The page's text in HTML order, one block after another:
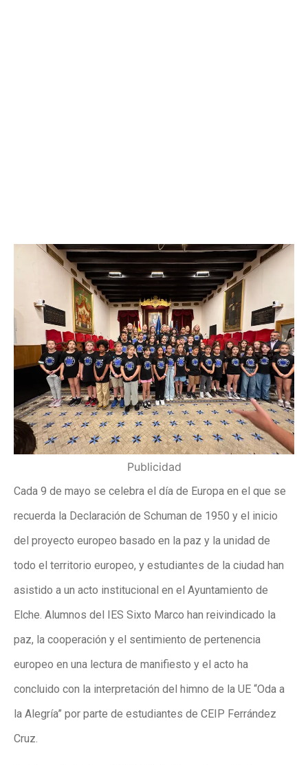
Publicidad
Cada 9 de mayo se celebra el día de Europa en el que se
recuerda la Declaración de Schuman de 1950 y el inicio
del proyecto europeo basado en la paz y la unidad de
todo el territorio europeo, y estudiantes de la ciudad han
asistido a un acto institucional en el Ayuntamiento de
Elche. Alumnos del IES Sixto Marco han reivindicado la
paz, la cooperación y el sentimiento de pertenencia
europeo en una lectura de manifiesto y el acto ha
concluido con la interpretación del himno de la UE “Oda a
la Alegría” por parte de estudiantes de CEIP Ferrández
Cruz.